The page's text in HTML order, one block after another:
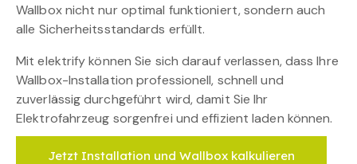
Wallbox nicht nur optimal funktioniert, sondern auch
alle Sicherheitsstandards erfüllt.
Mit elektrify können Sie sich darauf verlassen, dass Ihre
Wallbox-Installation professionell, schnell und
zuverlässig durchgeführt wird, damit Sie Ihr
Elektrofahrzeug sorgenfrei und effizient laden können.
Jetzt Installation und Wallbox kalkulieren